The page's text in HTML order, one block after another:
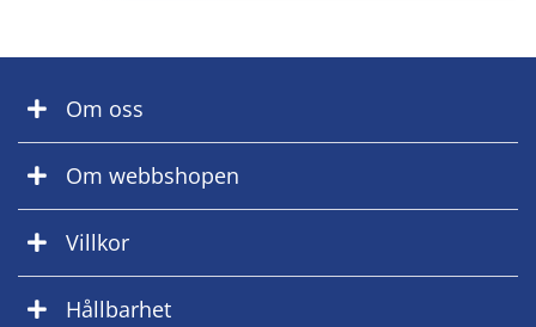
Om oss
Om webbshopen
Villkor
Hållbarhet